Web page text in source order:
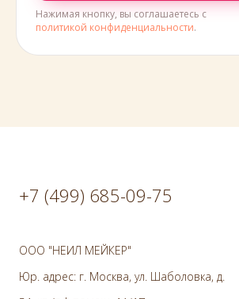
Нажимая кнопку, вы соглашаетесь с
политикой конфиденциальности.
+7 (499) 685-09-75
ООО "НЕИЛ МЕЙКЕР"
Юр. адрес: г. Москва, ул. Шаболовка, д.